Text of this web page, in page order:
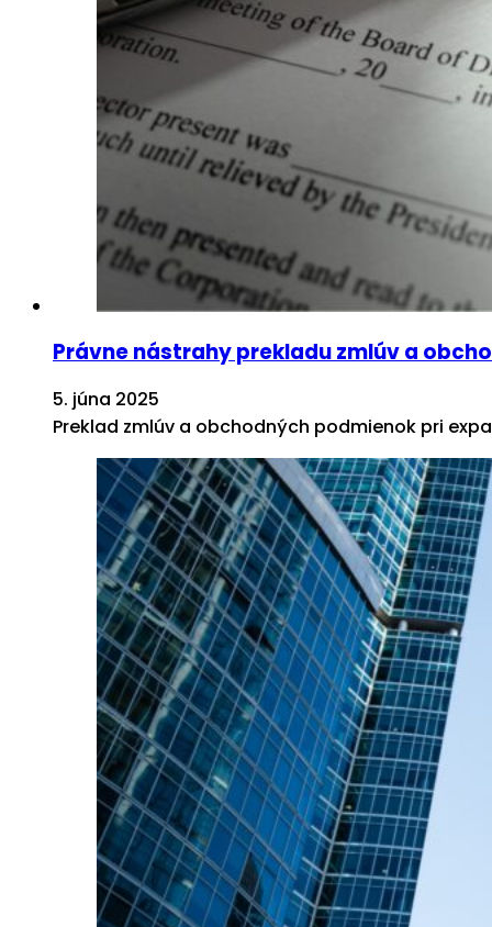
Právne nástrahy prekladu zmlúv a
5. júna 2025
Preklad zmlúv a obchodných podmienok pri